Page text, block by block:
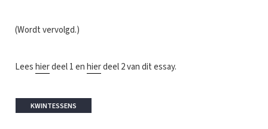
(Wordt vervolgd.)
Leeshierdeel 1 enhierdeel 2 van dit essay.
KWINTESSENS